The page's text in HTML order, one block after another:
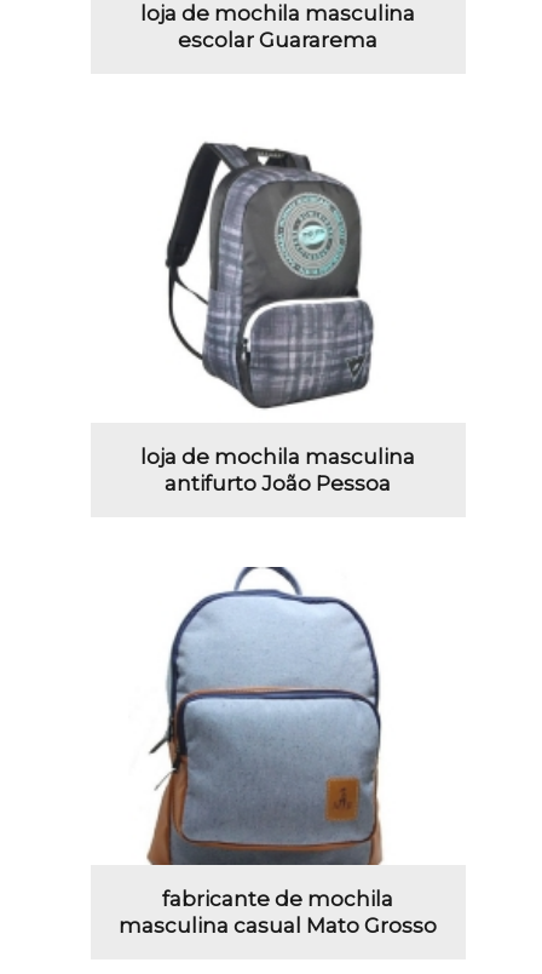
loja de mochila masculina
escolar Guararema
loja de mochila masculina
antifurto João Pessoa
fabricante de mochila
masculina casual Mato Grosso